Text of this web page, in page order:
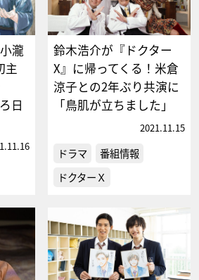
瀧
主
日
鈴木浩介が『ドクター
X』に帰ってくる！米倉
涼子との2年ぶり共演に
「鳥肌が立ちました」
2021.11.15
ドラマ
番組情報
ドクターＸ